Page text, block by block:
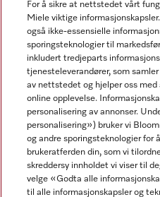
Nyhetsbrev
Miele på Facebook
Miele på Youtube
Miele på
For å sikre at nettstedet vårt
Miele viktige
også ikke-essensielle
sporingsteknologier til
inkludert tredjeparts
tjenesteleverandører, som
av nettstedet og hjelper oss med
online opplevelse.
personalisering av annonser.
personalisering») bruker vi
og andre sporingsteknologier for
brukeratferden din, som vi
skreddersy innholdet vi viser til
velge «Godta alle
til alle informasjonskapsler og